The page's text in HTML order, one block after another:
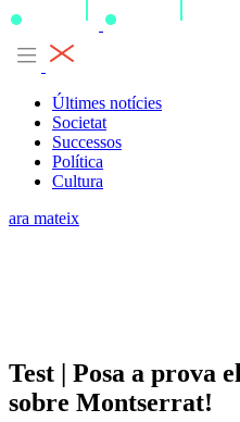
Últimes notícies
Societat
Successos
Política
Cultura
ara mateix
Test | Posa a prova
sobre Montserrat!